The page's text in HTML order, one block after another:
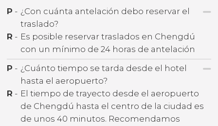
P - ¿Con cuánta antelación debo reservar el
traslado?
R - Es posible reservar traslados en Chengdú
con un mínimo de 24 horas de antelación
P - ¿Cuánto tiempo se tarda desde el hotel
hasta el aeropuerto?
R - El tiempo de trayecto desde el aeropuerto
de Chengdú hasta el centro de la ciudad es
de unos 40 minutos. Recomendamos